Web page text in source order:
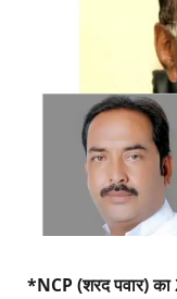
*NCP (शरद पवार) का